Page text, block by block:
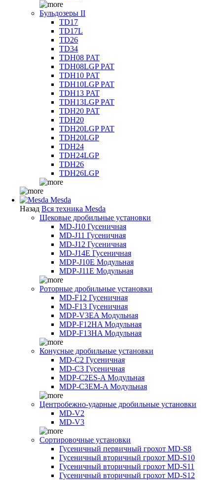
Бульдозеры II
TD17
TD17L
TD26
TD34
TDH08 PAT
TDH08LGP PAT
TDH10 PAT
TDH10LGP PAT
TDH13 PAT
TDH13LGP PAT
TDH20 PAT
TDH20
TDH20LGP PAT
TDH20LGP
TDH24
TDH24LGP
TDH26
TDH26LGP
Mesda
Назад Вся техника Mesda
Щековые дробильные установки
MD-J10 Гусеничная
MD-J11 Гусеничная
MD-J12 Гусеничная
MD-J14E Гусеничная
MDP-J10E Модульная
MDP-J11E Модульная
Роторные дробильные установки
MD-F12 Гусеничная
MD-F13 Гусеничная
MDP-V3EA Модульная
MDP-F12HA Модульная
MDP-F13HA Модульная
Конусные дробильные установки
MD-C2 Гусеничная
MD-C3 Гусеничная
MDP-C2ES-A Модульная
MDP-C3EM-A Модульная
Центробежно-ударные дробильные установки
MD-V2
MD-V3
Сортировочные установки
Гусеничный первичный грохот MD-S8
Гусеничный вторичный грохот MD-S10
Гусеничный вторичный грохот MD-S11
Гусеничный вторичный грохот MD-S12